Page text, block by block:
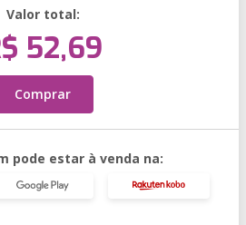
Valor total:
52,69
Comprar
pode estar à venda na: